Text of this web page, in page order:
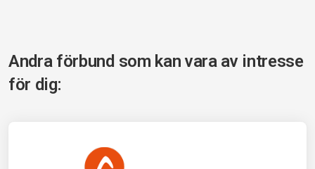
Andra förbund som kan vara av intresse
för dig: